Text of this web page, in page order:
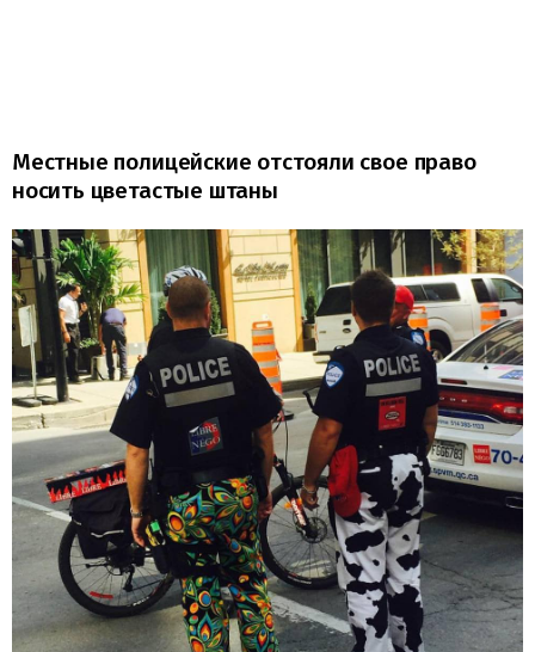
Местные полицейские отстояли свое право
носить цветастые штаны